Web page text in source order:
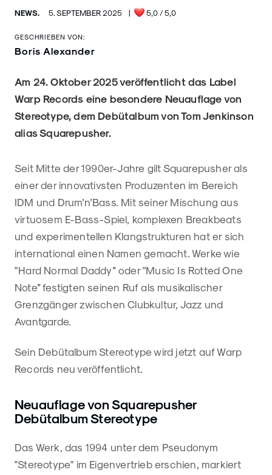
NEWS. 5. SEPTEMBER 2025 | 5,0 / 5,0
GESCHRIEBEN VON:
Boris Alexander
Am 24. Oktober 2025 veröffentlicht das Label
Warp Records eine besondere Neuauflage von
Stereotype, dem Debütalbum von Tom Jenkinson
alias Squarepusher.
Seit Mitte der 1990er-Jahre gilt Squarepusher als
einer der innovativsten Produzenten im Bereich
IDM und Drum’n’Bass. Mit seiner Mischung aus
virtuosem E-Bass-Spiel, komplexen Breakbeats
und experimentellen Klangstrukturen hat er sich
international einen Namen gemacht. Werke wie
"Hard Normal Daddy” oder "Music Is Rotted One
Note” festigten seinen Ruf als musikalischer
Grenzgänger zwischen Clubkultur, Jazz und
Avantgarde.
Sein Debütalbum Stereotype wird jetzt auf Warp
Records neu veröffentlicht.
Neuauflage von Squarepusher
Debütalbum Stereotype
Das Werk, das 1994 unter dem Pseudonym
"Stereotype" im Eigenvertrieb erschien, markiert